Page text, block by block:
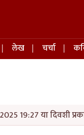
लेख चर्चा
19:27 या दिवशी